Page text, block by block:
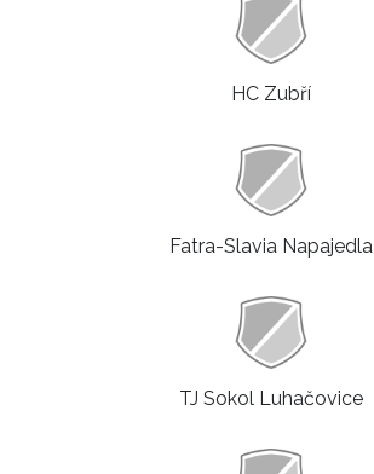
HC Zubří
Fatra-Slavia Napajedla
TJ Sokol Luhačovice